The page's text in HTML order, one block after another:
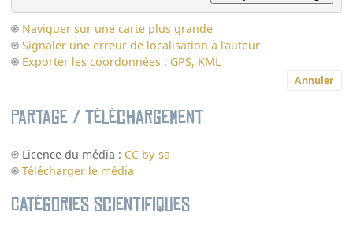
Naviguer sur une carte plus grande
Signaler une erreur de localisation à l’auteur
Exporter les coordonnées : GPS, KML
Annuler
Partage / Téléchargement
Licence du média : CC by-sa
Télécharger le média
Catégories scientifiques